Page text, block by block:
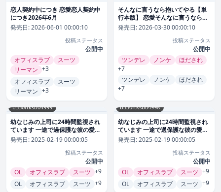
恋人契約中につき 恋愛恋人契約中
につき2026年6月
発売日:2026-06-01 00:00:10
投稿ステータス
公開中
オフィスラブ
スーツ
リーマン +3
オフィスラブ
スーツ
リーマン +3
そんなに言うなら抱いてやる【単
行本版】 恋愛そんなに言うなら抱
いてやる【単行本版】2026年3月
発売日:2026-03-30 00:00:10
投稿ステータス
公開中
ツンデレ
ノンケ
ほだされ
+7
ツンデレ
ノンケ
ほだされ
+7
b330ftksb04999
幼なじみの上司に24時間監視され
ています 一途で過保護な彼の愛情
【短編】3 恋愛
発売日:2025-02-19 00:00:05
投稿ステータス
公開中
OL
オフィスラブ スーツ +9
OL
オフィスラブ スーツ +9
b330ftksb04998
幼なじみの上司に24時間監視され
ています 一途で過保護な彼の愛情
【短編】2 恋愛
発売日:2025-02-19 00:00:05
投稿ステータス
公開中
OL
オフィスラブ スーツ +9
OL
オフィスラブ スーツ +9